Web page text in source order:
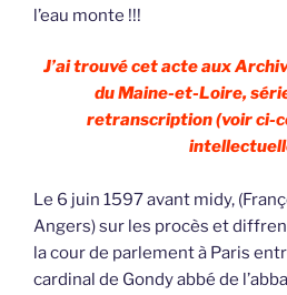
l’eau monte !!!
J’ai trouvé cet acte aux
du Maine-et-Loire,
retranscription (voir ci-
Le 6 juin 1597 avant midy,
Angers) sur les procès et
la cour de parlement à Paris
cardinal de Gondy abbé de